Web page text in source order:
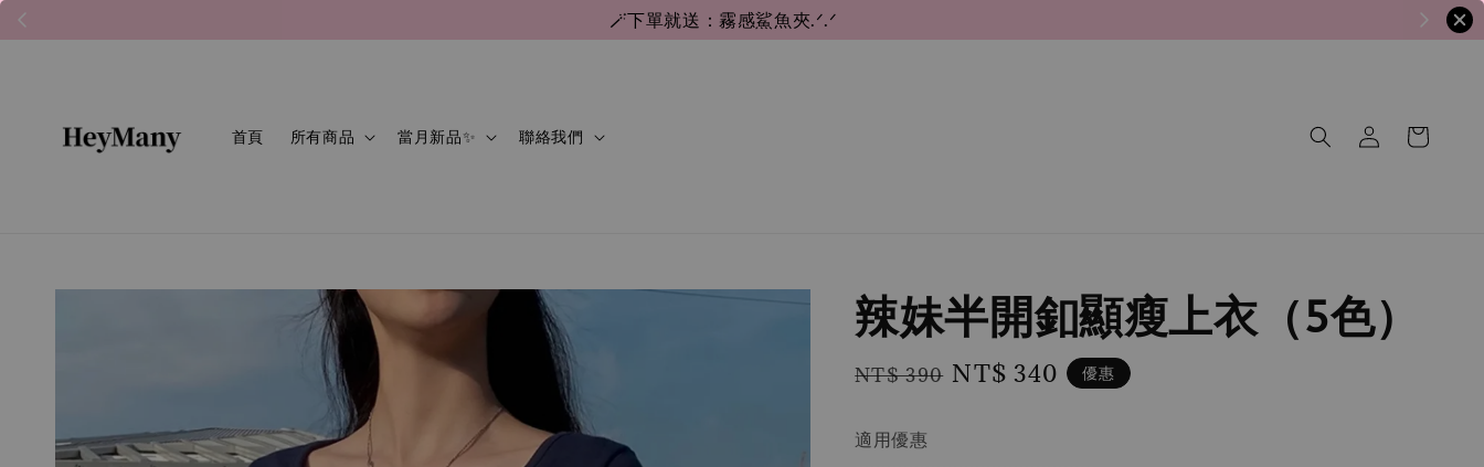
🪄下單就送：霧感鯊魚夾.ᐟ.ᐟ
首頁 所有商品 當月新品✨ 聯絡我們
辣妹半開釦顯瘦上衣（5色）
Regular
NT$ 390 Sale
NT$ 340 優惠
適用優惠